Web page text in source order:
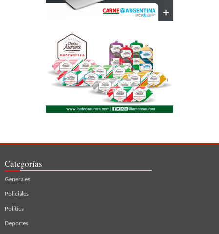
Categorías
Generales
Policiales
Política
Deportes